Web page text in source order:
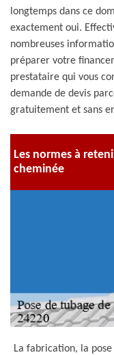
longtemps dans ce
exactement oui.
nombreuses
préparer votre
prestataire qui vous
demande de devis
gratuitement et sans
Les normes à
cheminée
La fabrication, la